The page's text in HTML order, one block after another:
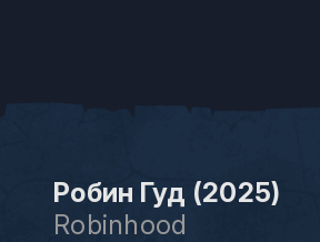
Робин Гуд (2025)
Robinhood